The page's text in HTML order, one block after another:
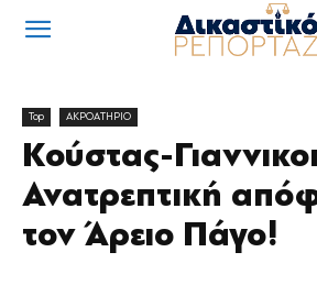
Top ΑΚΡΟΑΤΗΡΙΟ
Κούστας-
Ανατρεπτική
τον Άρειο Πάγο!